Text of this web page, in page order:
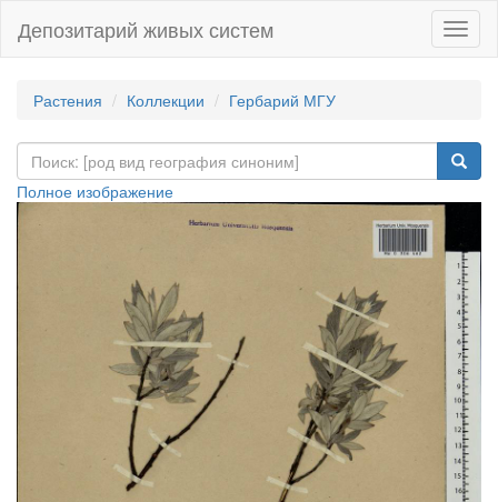
Депозитарий живых систем
Растения Коллекции Гербарий МГУ
Полное изображение